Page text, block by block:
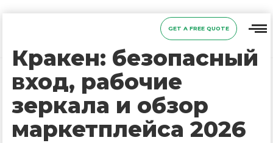
GET A FREE QUOTE
Кракен: безопасный
вход, рабочие
зеркала и обзор
маркетплейса 2026